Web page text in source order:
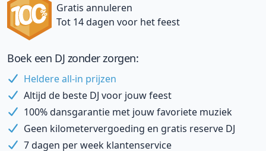
Gratis annuleren
Tot 14 dagen voor het feest
Boek een DJ zonder zorgen:
Heldere all-in prijzen
Altijd de beste DJ voor jouw feest
100% dansgarantie met jouw favoriete muziek
Geen kilometervergoeding en gratis reserve DJ
7 dagen per week klantenservice